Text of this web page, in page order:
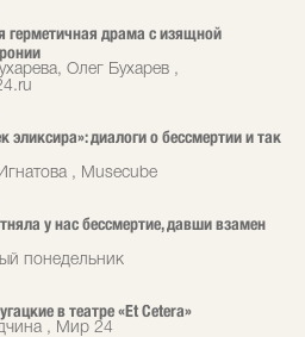
герметичная драма с изящной
Олег Бухарев ,
эликсира»: диалоги о бессмертии и так
, Musecube
у нас бессмертие, давши взамен
понедельник
в театре «Et Cetera»
, Мир 24